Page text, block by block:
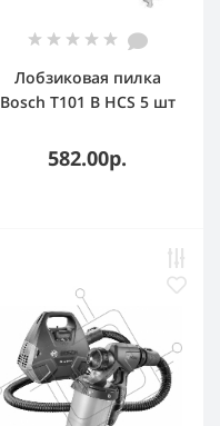
Лобзиковая пилка
Bosch T101 B HCS 5 шт
582.00р.